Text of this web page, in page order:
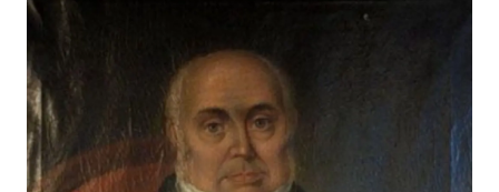
patrimoine maritime du pays.